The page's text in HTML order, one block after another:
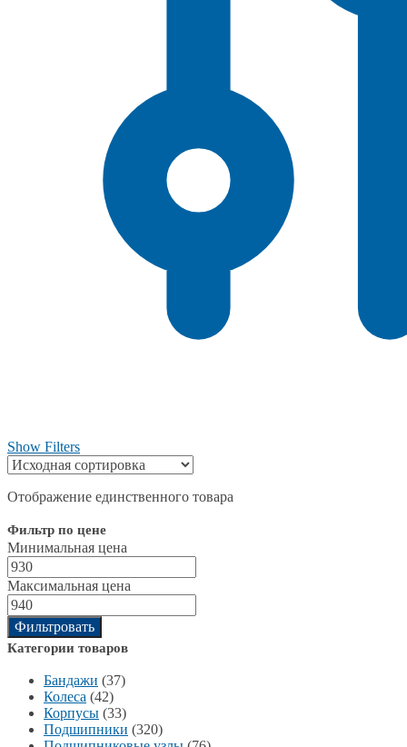
Show Filters
Отображение единственного товара
Фильтр по цене
Минимальная цена
Максимальная цена
Фильтровать
Категории товаров
Бандажи (37)
Колеса (42)
Корпусы (33)
Подшипники (320)